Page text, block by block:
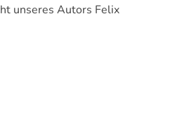
unseres Autors Felix